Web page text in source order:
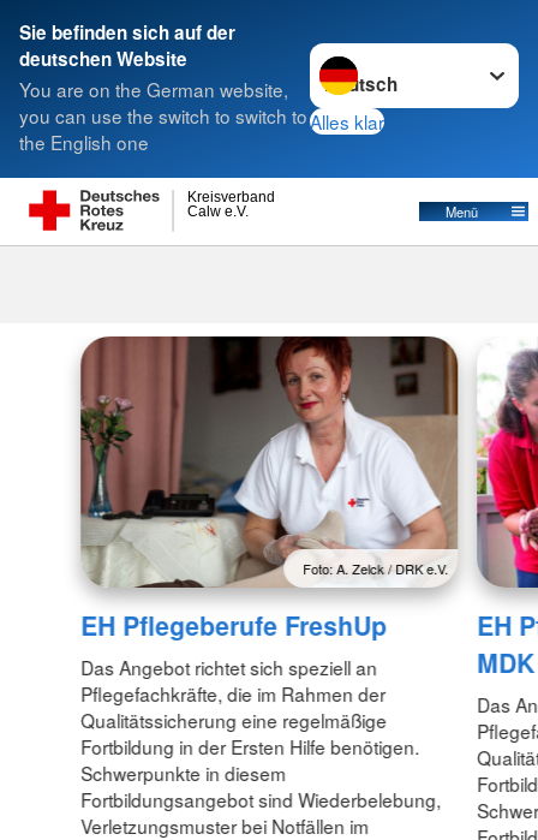
Sie befinden sich auf der
deutschen Website
You are on the German website,
you can use the switch to switch to
the English one
Sprache wechseln zu
Alles klar
Calw e.V.
Kreisverband
Menü
Suche
Foto: A. Zelck / DRK e.V.
EH Pflegeberufe FreshUp
Das Angebot richtet sich speziell an
Pflegefachkräfte, die im Rahmen der
Qualitätssicherung eine regelmäßige
Fortbildung in der Ersten Hilfe benötigen.
Schwerpunkte in diesem
Fortbildungsangebot sind Wiederbelebung,
Verletzungsmuster bei Notfällen im
EH
MDK
Das